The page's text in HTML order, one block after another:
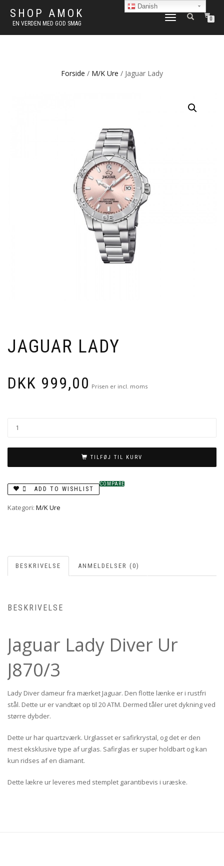
SHOP AMOK
EN VERDEN MED GOD SMAG
FLIP
0
Forside / M/K Ure / Jaguar Lady
JAGUAR LADY
DKK 999,00 Prisen er incl. moms
TILFØJ TIL KURV
ADD TO WISHLIST
COMPARE
Kategori: M/K Ure
BESKRIVELSE ANMELDELSER (0)
BESKRIVELSE
Jaguar Lady Diver Ur
J870/3
Lady Diver dameur fra mærket Jaguar. Den flotte lænke er i rustfri
stål. Dette ur er vandtæt op til 20 ATM. Dermed tåler uret dykning ved
større dybder.
Dette ur har quartzværk. Urglasset er safirkrystal, og det er den
mest eksklusive type af urglas. Safirglas er super holdbart og kan
kun ridses af en diamant.
Dette lækre ur leveres med stemplet garantibevis i uræske.
Danish